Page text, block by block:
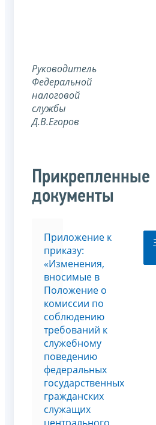
Руководитель
Федеральной
налоговой
службы
Д.В.Егоров
Прикрепленные
документы
Приложение к
приказу:
«Изменения,
вносимые в
Положение о
комиссии по
соблюдению
требований к
служебному
поведению
федеральных
государственных
гражданских
служащих